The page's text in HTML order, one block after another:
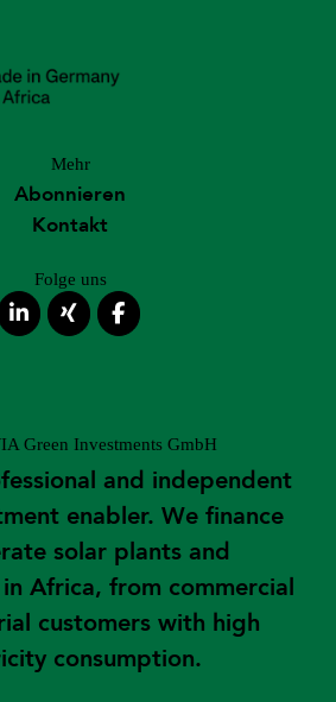
Mehr
Abonnieren
Kontakt
Folge uns
Green Investments GmbH
and independent
enabler. We finance
solar plants and
Africa, from commercial
customers with high
consumption.